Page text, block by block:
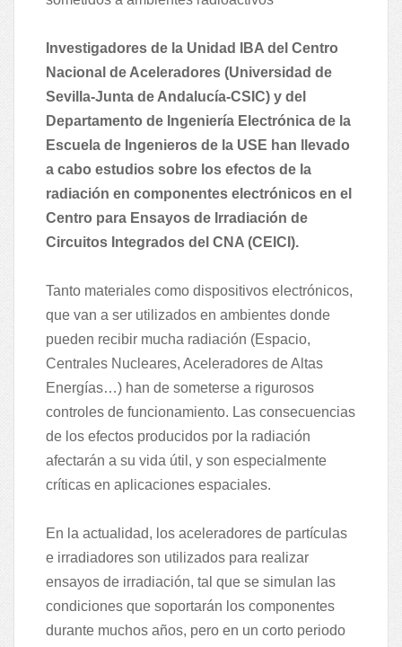
Investigadores de la Unidad IBA del Centro
Nacional de Aceleradores (Universidad de
Sevilla-Junta de Andalucía-CSIC) y del
Departamento de Ingeniería Electrónica de la
Escuela de Ingenieros de la USE han llevado
a cabo estudios sobre los efectos de la
radiación en componentes electrónicos en el
Centro para Ensayos de Irradiación de
Circuitos Integrados del CNA (CEICI).
Tanto materiales como dispositivos electrónicos,
que van a ser utilizados en ambientes donde
pueden recibir mucha radiación (Espacio,
Centrales Nucleares, Aceleradores de Altas
Energías…) han de someterse a rigurosos
controles de funcionamiento. Las consecuencias
de los efectos producidos por la radiación
afectarán a su vida útil, y son especialmente
críticas en aplicaciones espaciales.
En la actualidad, los aceleradores de partículas
e irradiadores son utilizados para realizar
ensayos de irradiación, tal que se simulan las
condiciones que soportarán los componentes
durante muchos años, pero en un corto periodo